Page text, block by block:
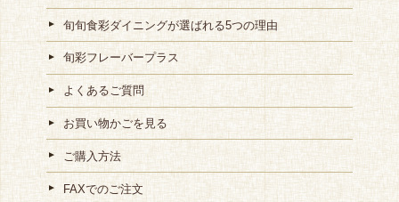
旬旬食彩ダイニングが選ばれる5つの理由
旬彩フレーバープラス
よくあるご質問
お買い物かごを見る
ご購入方法
FAXでのご注文